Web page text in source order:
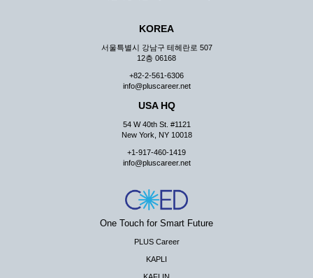
KOREA
서울특별시 강남구 테헤란로 507
12층 06168
+82-2-561-6306
info@pluscareer.net
USA HQ
54 W 40th St. #1121
New York, NY 10018
+1-917-460-1419
info@pluscareer.net
One Touch for Smart Future
PLUS Career
KAPLI